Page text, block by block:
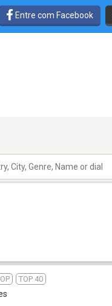
Entre com Facebook
TOP 40